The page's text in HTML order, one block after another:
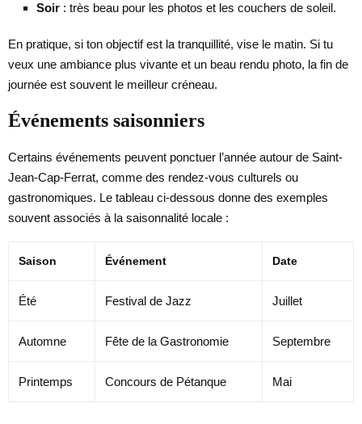
Soir : très beau pour les photos et les couchers de soleil.
En pratique, si ton objectif est la tranquillité, vise le matin. Si tu
veux une ambiance plus vivante et un beau rendu photo, la fin de
journée est souvent le meilleur créneau.
Événements saisonniers
Certains événements peuvent ponctuer l’année autour de Saint-
Jean-Cap-Ferrat, comme des rendez-vous culturels ou
gastronomiques. Le tableau ci-dessous donne des exemples
souvent associés à la saisonnalité locale :
Saison Événement Date
Été Festival de Jazz Juillet
Automne Fête de la Gastronomie Septembre
Printemps Concours de Pétanque Mai